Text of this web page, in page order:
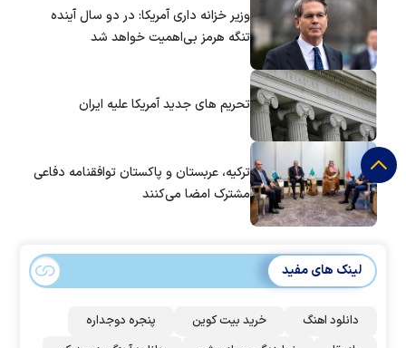
وزیر خزانه داری آمریکا: در دو سال آینده
تنگه هرمز بی‌اهمیت خواهد شد
تحریم های جدید آمریکا علیه ایران
ترکیه، عربستان و پاکستان توافقنامه دفاعی
مشترک امضا می‌کنند
لینک های مفید
دانلود اهنگ خرید بیت کوین
پنجره دوجداره